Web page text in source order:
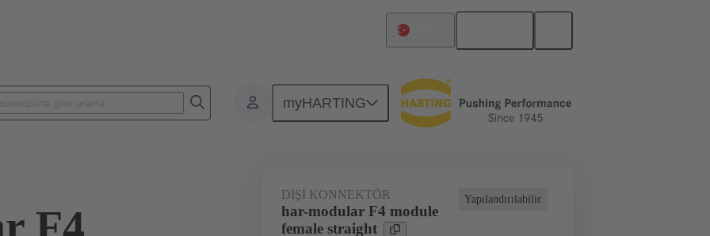
myHARTING
Ürünler Anakarttan ek karta bağlantı 02 52 904 1201
F4
Yapılandırılabilir
DIŞI KONNEKTÖR
har-modular F4 module
female straight